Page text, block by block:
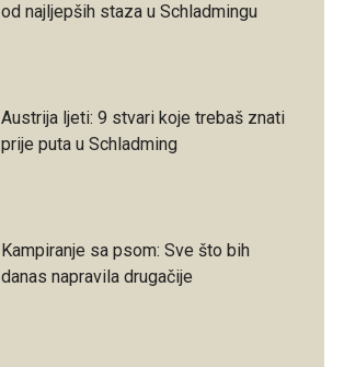
od najljepših staza u Schladmingu
Austrija ljeti: 9 stvari koje trebaš znati
prije puta u Schladming
Kampiranje sa psom: Sve što bih
danas napravila drugačije